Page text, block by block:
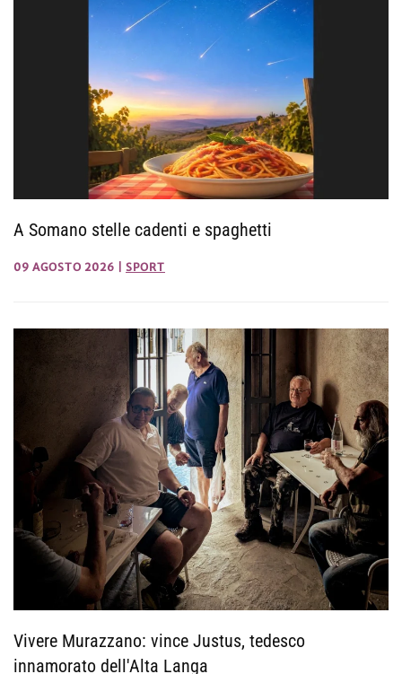
A Somano stelle cadenti e spaghetti
09 AGOSTO 2026 SPORT
Vivere Murazzano: vince Justus, tedesco
innamorato dell'Alta Langa